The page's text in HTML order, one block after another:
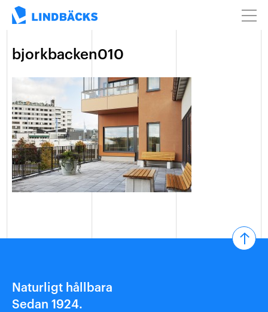
bjorkbacken010
Naturligt hållbara
Sedan 1924.